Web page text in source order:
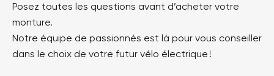
Posez toutes les questions avant d’acheter votre
monture.
Notre équipe de passionnés est là pour vous conseiller
dans le choix de votre futur vélo électrique !